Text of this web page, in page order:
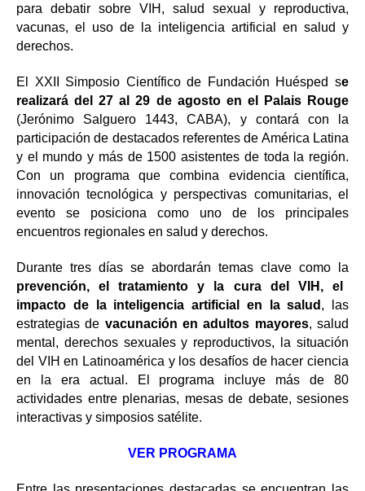
para debatir sobre VIH, salud sexual y reproductiva,
vacunas, el uso de la inteligencia artificial en salud y
derechos.
El XXII Simposio Científico de Fundación Huésped se
realizará del 27 al 29 de agosto en el Palais Rouge
(Jerónimo Salguero 1443, CABA), y contará con la
participación de destacados referentes de América Latina
y el mundo y más de 1500 asistentes de toda la región.
Con un programa que combina evidencia científica,
innovación tecnológica y perspectivas comunitarias, el
evento se posiciona como uno de los principales
encuentros regionales en salud y derechos.
Durante tres días se abordarán temas clave como la
prevención, el tratamiento y la cura del VIH, el
impacto de la inteligencia artificial en la salud , las
estrategias de vacunación en adultos mayores, salud
mental, derechos sexuales y reproductivos, la situación
del VIH en Latinoamérica y los desafíos de hacer ciencia
en la era actual. El programa incluye más de 80
actividades entre plenarias, mesas de debate, sesiones
interactivas y simposios satélite.
VER PROGRAMA